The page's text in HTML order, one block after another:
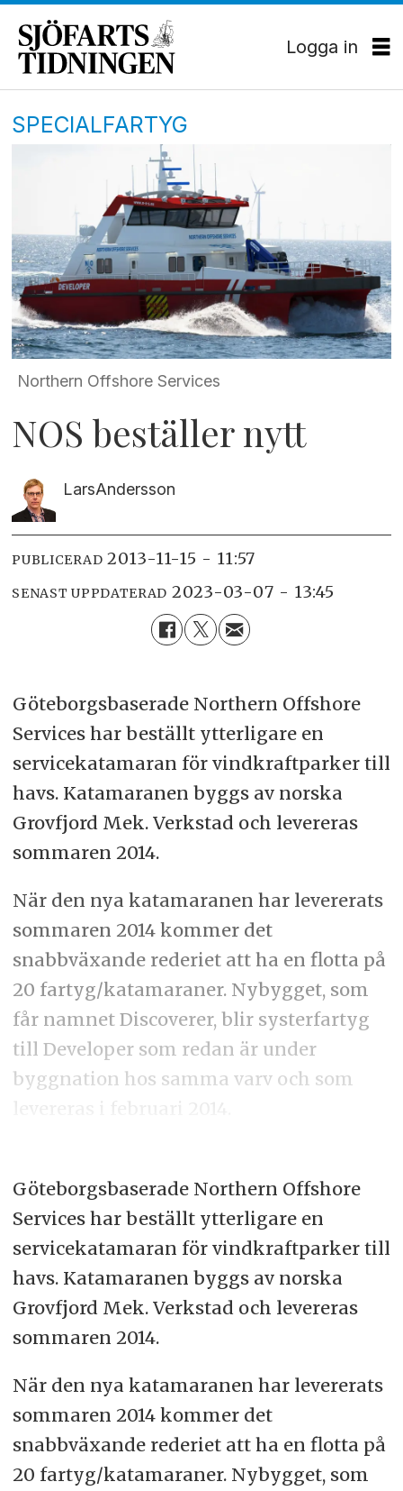
Logga in
SPECIALFARTYG
Northern Offshore Services
NOS beställer nytt
LarsAndersson
PUBLICERAD 2013-11-15 - 11:57
SENAST UPPDATERAD 2023-03-07 - 13:45
Göteborgsbaserade Northern Offshore
Services har beställt ytterligare en
servicekatamaran för vindkraftparker till
havs. Katamaranen byggs av norska
Grovfjord Mek. Verkstad och levereras
sommaren 2014.
När den nya katamaranen har levererats
sommaren 2014 kommer det
snabbväxande rederiet att ha en flotta på
20 fartyg/katamaraner. Nybygget, som
får namnet Discoverer, blir systerfartyg
till Developer som redan är under
byggnation hos samma varv och som
Göteborgsbaserade Northern Offshore
Services har beställt ytterligare en
servicekatamaran för vindkraftparker till
havs. Katamaranen byggs av norska
Grovfjord Mek. Verkstad och levereras
sommaren 2014.
När den nya katamaranen har levererats
sommaren 2014 kommer det
snabbväxande rederiet att ha en flotta på
20 fartyg/katamaraner. Nybygget, som